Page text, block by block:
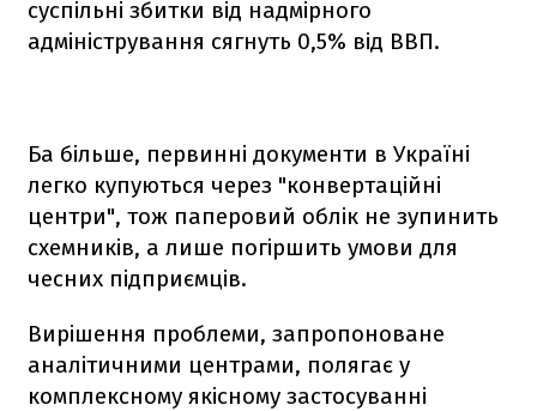
суспільні збитки від надмірного
адміністрування сягнуть 0,5% від ВВП.
Ба більше, первинні документи в Україні
легко купуються через "конвертаційні
центри", тож паперовий облік не зупинить
схемників, а лише погіршить умови для
чесних підприємців.
Вирішення проблеми, запропоноване
аналітичними центрами, полягає у
комплексному якісному застосуванні